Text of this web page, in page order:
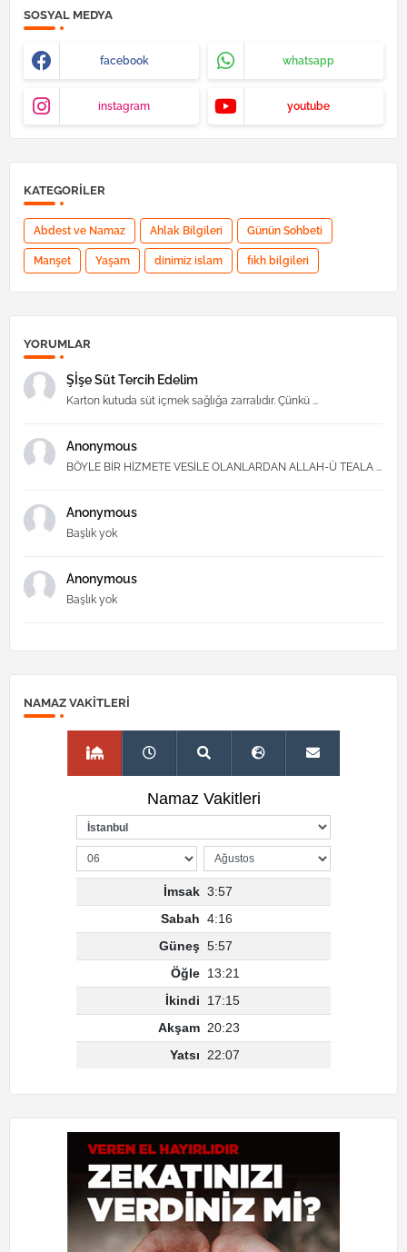
SOSYAL MEDYA
facebook whatsapp
instagram youtube
KATEGORILER
Abdest ve Namaz Ahlak Bilgileri Günün Sohbeti
Manşet Yaşam dinimiz islam fıkh bilgileri
YORUMLAR
Şİşe Süt Tercih Edelim
Karton kutuda süt içmek sağlığa zarralıdır. Çünkü ...
Anonymous
BÖYLE BİR HİZMETE VESİLE OLANLARDAN ALLAH-Ü TEALA ...
Anonymous
Başlık yok
Anonymous
Başlık yok
NAMAZ VAKITLERI